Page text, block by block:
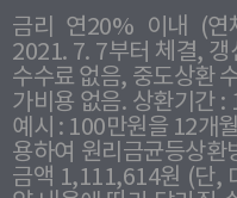
금리 연20% 이내 (연
2021. 7. 7부터 체결,
수수료 없음, 중도상환
가비용 없음. 상환기간
예시 : 100만원을 12개
용하여 원리금균등상
금액 1,111,614원 (단,